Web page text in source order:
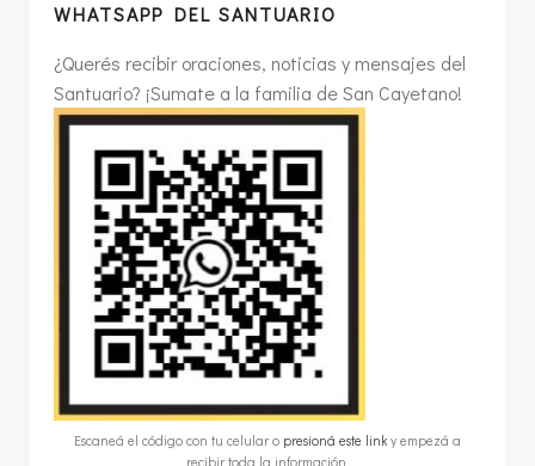
WHATSAPP DEL SANTUARIO
¿Querés recibir oraciones, noticias y mensajes del
Santuario? ¡Sumate a la familia de San Cayetano!
Escaneá el código con tu celular o presioná este link y empezá a
recibir toda la información.